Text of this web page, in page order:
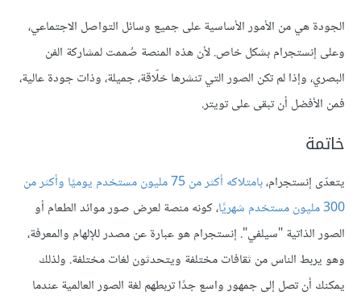
الجودة هي من الأمور الأساسية على جميع وسائل التواصل الاجتماعي،
وعلى إنستجرام بشكل خاص. لأن هذه المنصة صُممت لمشاركة الفن
البصري، وإذا لم تكن الصور التي تنشرها خلّاقة، جميلة، وذات جودة عالية،
فمن الأفضل أن تبقى على تويتر.
خاتمة
يتعدّى إنستجرام،بامتلاكه أكثر من
75 مليون مستخدم يوميًا وأكثر من
300 مليون مستخدم شهريًا
، كونه منصة لعرض صور موائد الطعام أو
الصور الذاتية "سيلفي". إنستجرام هو عبارة عن مصدر للإلهام والمعرفة،
وهو يربط الناس من ثقافات مختلفة ويتحدثون لغات مختلفة. ولذلك
يمكنك أن تصل إلى جمهور واسع جدًا تربطهم لغة الصور العالمية عندما